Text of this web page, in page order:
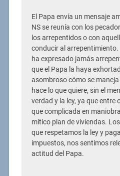
El Papa envía un mensaje
NS se reunía con los
los arrepentidos o con
conducir al
ha expresado jamás
que el Papa la haya
asombroso cómo se
hace lo que quiere, sin el
verdad y la ley, ya que entre
que complicada en
mítico plan de viviendas.
que respetamos la ley y
impuestos, nos sentimos
actitud del Papa.